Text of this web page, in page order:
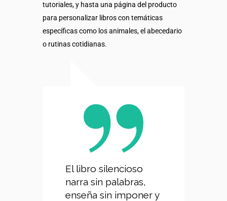
tutoriales, y hasta una página del producto
para personalizar libros con temáticas
específicas como los animales, el abecedario
o rutinas cotidianas.
El libro silencioso
narra sin palabras,
enseña sin imponer y